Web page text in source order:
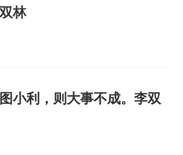
林
小利，则大事不成。李双